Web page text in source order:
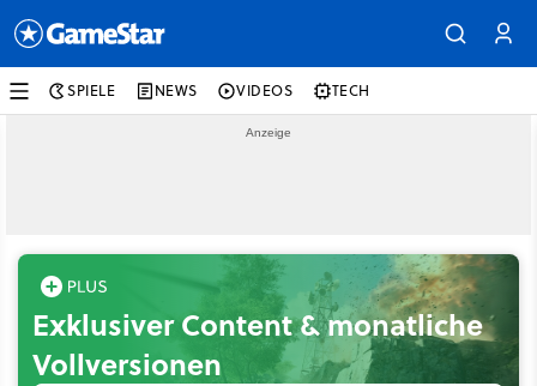
SPIELE NEWS VIDEOS TECH
Exklusiver Content & monatliche
Vollversionen